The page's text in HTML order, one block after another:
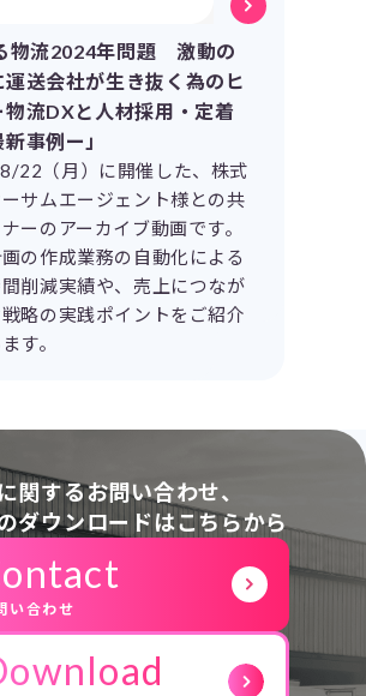
物流2024年問題 激動の
運送会社が生き抜く為のヒ
物流DXと人材採用・定着
事例ー」
22（月）に開催した、株式
サムエージェント様との共
ーのアーカイブ動画です。
の作成業務の自動化による
削減実績や、売上につなが
略の実践ポイントをご紹介
す。
関するお問い合わせ、
ダウンロードはこちらから
い合わせ